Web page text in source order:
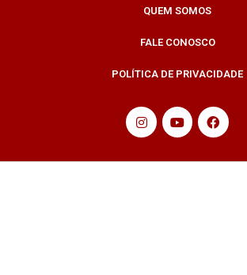
QUEM SOMOS
FALE CONOSCO
POLÍTICA DE PRIVACIDADE